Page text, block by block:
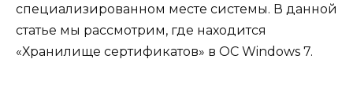
специализированном месте системы. В данной
статье мы рассмотрим, где находится
«Хранилище сертификатов» в ОС Windows 7.